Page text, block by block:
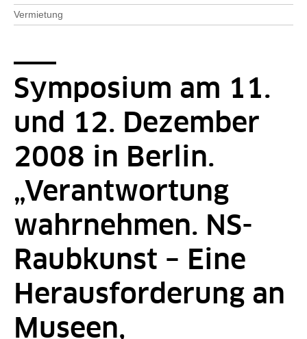
Vermietung
Symposium am 11.
und 12. Dezember
2008 in Berlin.
„Verantwortung
wahrnehmen. NS-
Raubkunst – Eine
Herausforderung an
Museen,